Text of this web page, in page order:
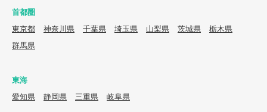
首都圏
東京都
神奈川県 千葉県 埼玉県 山梨県 茨城県
栃木県
群馬県
東海
愛知県
静岡県 三重県 岐阜県